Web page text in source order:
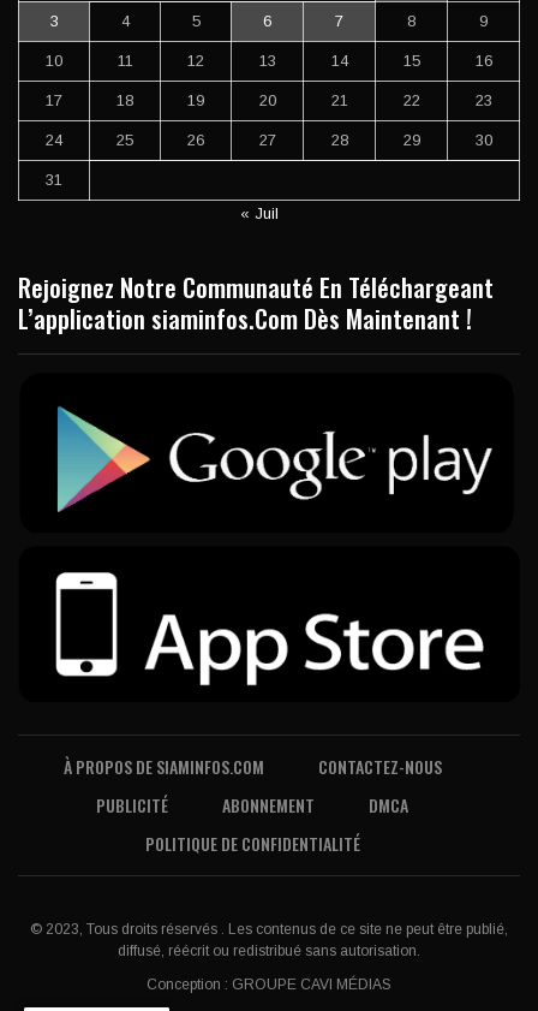
3 4 5 6 7 8 9
10 11 12 13 14 15 16
17 18 19 20 21 22 23
24 25 26 27 28 29 30
31
« Juil
Rejoignez Notre Communauté En Téléchargeant
L’application siaminfos.Com Dès Maintenant !
À PROPOS DE SIAMINFOS.COM
CONTACTEZ-NOUS
PUBLICITÉ
ABONNEMENT
DMCA
POLITIQUE DE CONFIDENTIALITÉ
© 2023, Tous droits réservés . Les contenus de ce site ne peut être publié,
diffusé, réécrit ou redistribué sans autorisation.
Conception : GROUPE CAVI MÉDIAS